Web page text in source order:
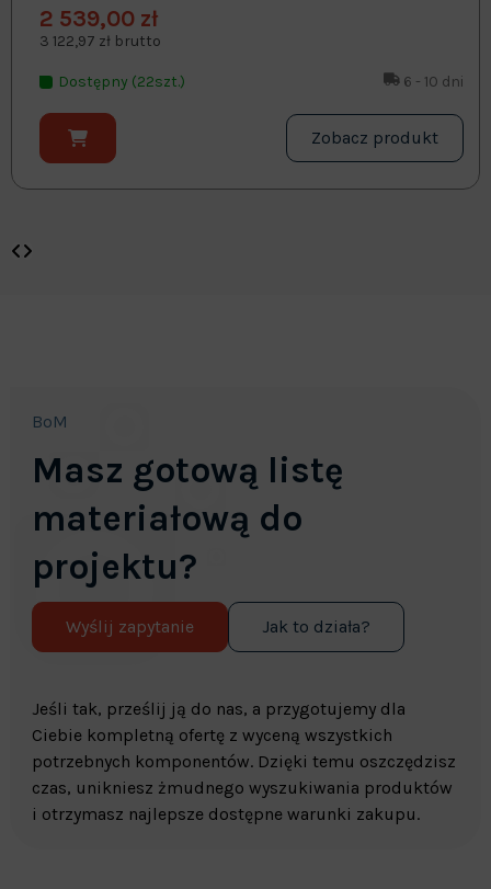
2 539,00 zł
3 122,97 zł brutto
Dostępny (22szt.) 6 - 10 dni
Zobacz produkt
BoM
Masz gotową listę
materiałową do
projektu?
Wyślij zapytanie Jak to działa?
Jeśli tak, prześlij ją do nas, a przygotujemy dla
Ciebie kompletną ofertę z wyceną wszystkich
potrzebnych komponentów. Dzięki temu oszczędzisz
czas, unikniesz żmudnego wyszukiwania produktów
i otrzymasz najlepsze dostępne warunki zakupu.